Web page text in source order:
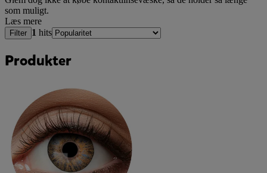
som muligt.
Læs mere
Filter 1 hits
Produkter